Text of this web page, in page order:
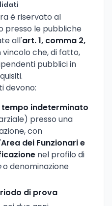
è riservato al
presso le pubbliche
all'art. 1, comma 2,
vincolo che, di fatto,
pubblici in
devono:
tempo indeterminato
presso una
con
Area dei Funzionari e
nel profilo di
o denominazione
di prova